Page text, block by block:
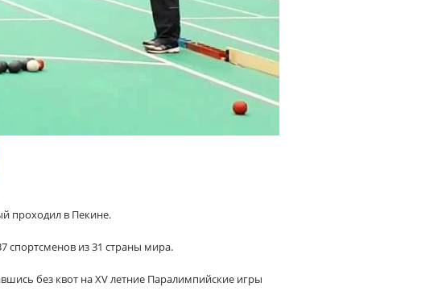
проходил в Пекине.
спортсменов из 31 страны мира.
без квот на XV летние Паралимпийские игры